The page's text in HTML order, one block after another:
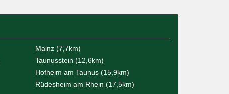
Mainz (7,7km)
Taunusstein (12,6km)
Hofheim am Taunus (15,9km)
Rüdesheim am Rhein (17,5km)